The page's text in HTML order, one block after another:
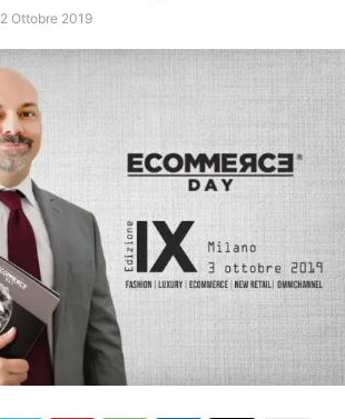
2 Ottobre 2019